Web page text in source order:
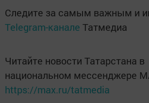
Следите за самым важным и
Telegram-канале Татмедиа
Читайте новости Татарстана в
национальном мессенджере
https://max.ru/tatmedia